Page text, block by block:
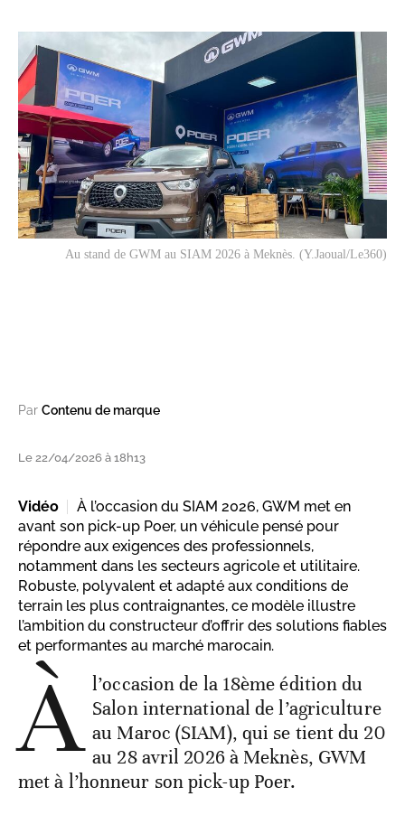
Au stand de GWM au SIAM 2026 à Meknès. (Y.Jaoual/Le360)
Par Contenu de marque
Le 22/04/2026 à 18h13
Vidéo
À l’occasion du SIAM 2026, GWM met en
avant son pick-up Poer, un véhicule pensé pour
répondre aux exigences des professionnels,
notamment dans les secteurs agricole et utilitaire.
Robuste, polyvalent et adapté aux conditions de
terrain les plus contraignantes, ce modèle illustre
l’ambition du constructeur d’offrir des solutions fiables
et performantes au marché marocain.
À l’occasion de la 18ème édition du
Salon international de l’agriculture
au Maroc (SIAM), qui se tient du 20
au 28 avril 2026 à Meknès, GWM
met à l’honneur son pick-up Poer.